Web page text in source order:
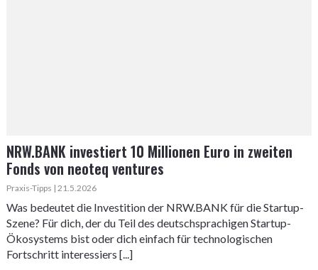
NRW.BANK investiert 10 Millionen Euro in zweiten
Fonds von neoteq ventures
Praxis-Tipps | 21.5.2026
Was bedeutet die Investition der NRW.BANK für die Startup-
Szene? Für dich, der du Teil des deutschsprachigen Startup-
Ökosystems bist oder dich einfach für technologischen
Fortschritt interessiers [...]